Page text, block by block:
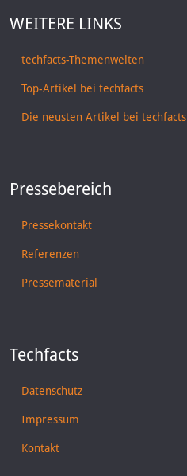
WEITERE LINKS
techfacts-Themenwelten
Top-Artikel bei techfacts
Die neusten Artikel bei techfacts
Pressebereich
Pressekontakt
Referenzen
Pressematerial
Techfacts
Datenschutz
Impressum
Kontakt